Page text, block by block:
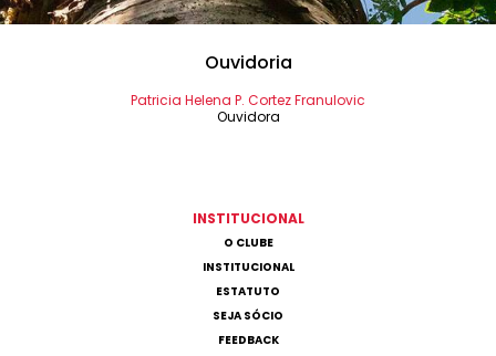
Ouvidoria
Patricia Helena P. Cortez Franulovic
Ouvidora
INSTITUCIONAL
O CLUBE
INSTITUCIONAL
ESTATUTO
SEJA SÓCIO
FEEDBACK